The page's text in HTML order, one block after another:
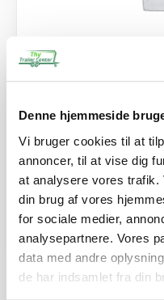
Denne hjemmeside
Vi bruger cookies til at
annoncer, til at vise dig
at analysere vores trafik.
din brug af vores
for sociale medier,
analysepartnere. Vores
data med andre
de har indsamlet fra din
Vinkelbeslag
160,00 kr.
128,00kr.ekskl. moms
Afhentning og
Se detaljer